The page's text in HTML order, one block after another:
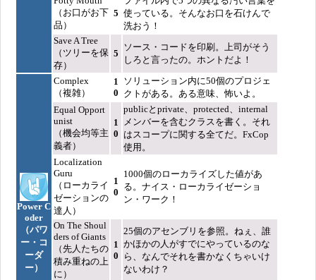
（お口がお下
品）
5 使っている。そんなお口を石けんで
洗おう！
Save A Tree
（ツリーを保
存）
5
ソース・コードを印刷。上司がそう
しろと言ったの。ホントだよ！
Power C
oder
（パワ
ー・コ
ーダ
ー）
Complex
（複雑）
1
0
ソリューション内に50個のプロジェ
クトがある。ある意味、怖いよ。
Equal Opport
unist
（機会均等主
義者）
1
0
publicとprivate、protected、internal
メンバーを含むクラスを書く。それ
はスコープに関する全てだ。FxCop
使用。
Localization
Guru
（ローカライ
ゼーションの
達人）
1
0
1000個のローカライズした値があ
る。ナイス・ローカライゼーショ
ン・ワーク！
On The Shoul
ders of Giants
（先人たちの
積み重ねの上
に）
1
0
25個のアセンブリを参照。ねぇ、誰
かほかの人がすでにやっているのな
ら、なんでそれを書かなくちゃいけ
ないわけ？